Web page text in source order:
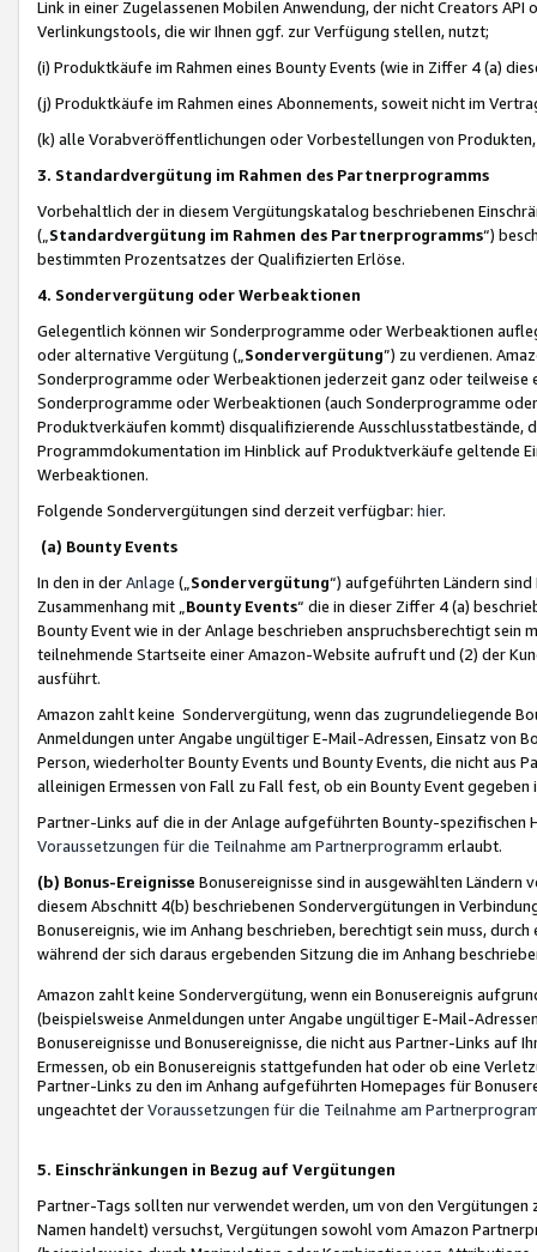
Link in einer Zugelassenen Mobilen Anwendung, der nicht Creators
Verlinkungstools, die wir Ihnen ggf. zur Verfügung stellen, nutzt;
(i) Produktkäufe im Rahmen eines Bounty Events (wie in Ziffer 4 (a)
(j) Produktkäufe im Rahmen eines Abonnements, soweit nicht im
(k) alle Vorabveröffentlichungen oder Vorbestellungen von
3. Standardvergütung im Rahmen des Partnerprogramms
Vorbehaltlich der in diesem Vergütungskatalog beschriebenen
(„ Standardvergütung im Rahmen des Partnerprogramms“)
bestimmten Prozentsatzes der Qualifizierten Erlöse.
4. Sondervergütung oder Werbeaktionen
Gelegentlich können wir Sonderprogramme oder Werbeaktionen
oder alternative Vergütung („ Sondervergütung”) zu verdienen.
Sonderprogramme oder Werbeaktionen jederzeit ganz oder
Sonderprogramme oder Werbeaktionen (auch Sonderprogramme
Produktverkäufen kommt) disqualifizierende Ausschlusstatbestände,
Programmdokumentation im Hinblick auf Produktverkäufe geltende
Werbeaktionen.
Folgende Sondervergütungen sind derzeit verfügbar: hier.
(a) Bounty Events
In den in derAnlage („ Sondervergütung“) aufgeführten Ländern
Zusammenhang mit „ Bounty Events“ die in dieser Ziffer 4 (a)
Bounty Event wie in der Anlage beschrieben anspruchsberechtigt sein
teilnehmende Startseite einer Amazon-Website aufruft und (2) der
ausführt.
Amazon zahlt keine Sondervergütung, wenn das zugrundeliegende
Anmeldungen unter Angabe ungültiger E-Mail-Adressen, Einsatz von
Person, wiederholter Bounty Events und Bounty Events, die nicht
alleinigen Ermessen von Fall zu Fall fest, ob ein Bounty Event
Partner-Links auf die in der Anlage aufgeführten Bounty-spezifischen
Voraussetzungen für die Teilnahme am Partnerprogramm erlaubt.
(b) Bonus-Ereignisse Bonusereignisse sind in ausgewählten Ländern
diesem Abschnitt 4(b) beschriebenen Sondervergütungen in
Bonusereignis, wie im Anhang beschrieben, berechtigt sein muss,
während der sich daraus ergebenden Sitzung die im Anhang
Amazon zahlt keine Sondervergütung, wenn ein Bonusereignis
(beispielsweise Anmeldungen unter Angabe ungültiger E-Mail-
Bonusereignisse und Bonusereignisse, die nicht aus Partner-Links auf
Ermessen, ob ein Bonusereignis stattgefunden hat oder ob eine
Partner-Links zu den im Anhang aufgeführten Homepages für
ungeachtet derVoraussetzungen für die Teilnahme am
5. Einschränkungen in Bezug auf Vergütungen
Partner-Tags sollten nur verwendet werden, um von den
Namen handelt) versuchst, Vergütungen sowohl vom Amazon